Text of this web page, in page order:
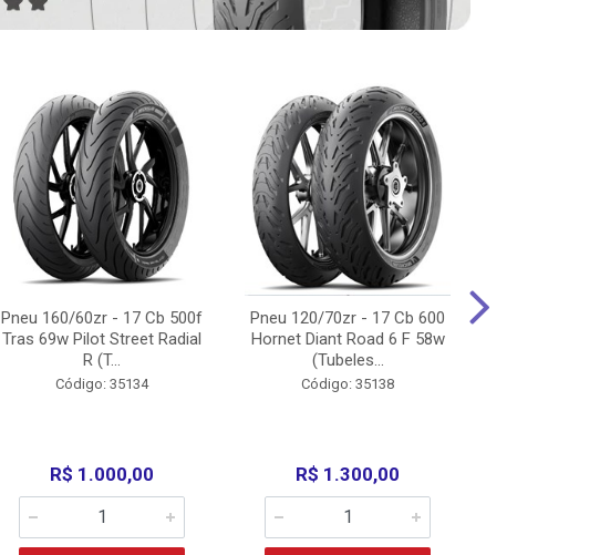
Pneu 160/60zr - 17 Cb 500f
Tras 69w Pilot Street Radial
R (T...
Código: 35134
R$ 1.000,00
Pneu 120/70zr - 17 Cb 600
Hornet Diant Road 6 F 58w
(Tubeles...
Código: 35138
R$ 1.300,00